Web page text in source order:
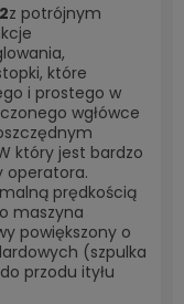
z potrójnym
które
i prostego w
wgłówce
który jest bardzo
operatora.
prędkością
maszyna
powiększony o
(szpulka
przodu ityłu